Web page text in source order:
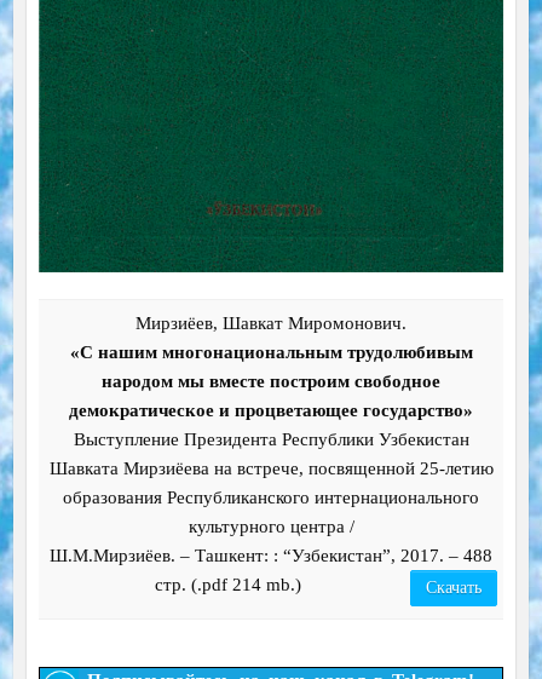
Мирзиёев, Шавкат Миромонович.
«С нашим многонациональным трудолюбивым
народом мы вместе построим свободное
демократическое и процветающее государство»
Выступление Президента Республики Узбекистан
Шавката Мирзиёева на встрече, посвященной 25-летию
образования Республиканского интернационального
культурного центра /
Ш.М.Мирзиёев. – Ташкент: : “Узбекистан”, 2017. – 488
стр. (.pdf 214 mb.)
Скачать